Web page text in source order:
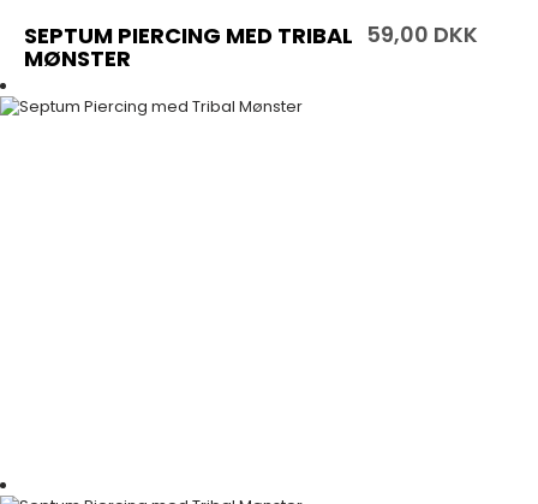
SEPTUM PIERCING MED TRIBAL
MØNSTER
59,00 DKK